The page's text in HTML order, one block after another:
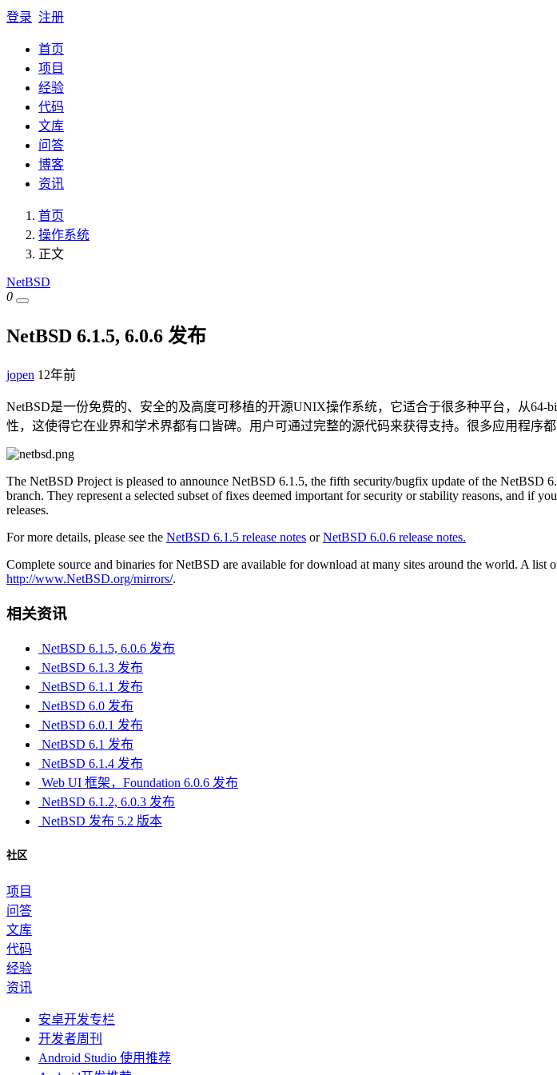
登录 注册
首页
项目
经验
代码
文库
问答
博客
资讯
首页
操作系统
正文
NetBSD
0
NetBSD 6.1.5, 6.0.6 发布
jopen 12年前
NetBSD是一份免费的、安全的及高度可移植的开源UNIX操作系统，它适合于很多种平台，从
性，这使得它在业界和学术界都有口皆碑。用户可通过完整的源代码来获得支持。很多应用程序都
The NetBSD Project is pleased to announce NetBSD 6.1.5, the fifth security/bugfix update of the NetBSD
branch. They represent a selected subset of fixes deemed important for security or stability reasons, and if
releases.
For more details, please see the NetBSD 6.1.5 release notes orNetBSD 6.0.6 release notes.
Complete source and binaries for NetBSD are available for download at many sites around the world. A
http://www.NetBSD.org/mirrors/.
相关资讯
NetBSD 6.1.5, 6.0.6 发布
NetBSD 6.1.3 发布
NetBSD 6.1.1 发布
NetBSD 6.0 发布
NetBSD 6.0.1 发布
NetBSD 6.1 发布
NetBSD 6.1.4 发布
Web UI 框架，Foundation 6.0.6 发布
NetBSD 6.1.2, 6.0.3 发布
NetBSD 发布 5.2 版本
社区
项目
问答
文库
代码
经验
资讯
安卓开发专栏
开发者周刊
Android Studio 使用推荐